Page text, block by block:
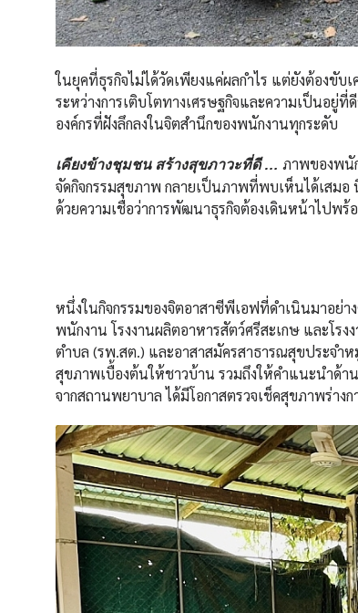
ในยุคที่ธุรกิจไม่ได้วัดเพียงแค่ผลกำไร แต่ยังต้องขั
ระหว่างการเติบโตทางเศรษฐกิจและความเป็นอยู่
องค์กรที่ฝังลึกลงในจิตสำนึกของพนักงานทุกระดับ
เคียงข้างชุมชน สร้างสุขภาวะที่ดี … ภาพของพนั
จัดกิจกรรมสุขภาพ กลายเป็นภาพที่พบเห็นได้เสมอ
ด้วยความเชื่อว่าการพัฒนาธุรกิจต้องเดินหน้าไปพ
หนึ่งในกิจกรรมของจิตอาสาซีพีเอฟที่ดำเนินมาอย่า
พนักงาน โรงงานผลิตอาหารสัตว์ศรีสะเกษ และโร
ตำบล (รพ.สต.) และอาสาสมัครสาธารณสุขประจ
สุขภาพเบื้องต้นให้ชาวบ้าน รวมถึงให้คำแนะนำด้
จากสถานพยาบาล ได้มีโอกาสตรวจเช็คสุขภาพร่างก